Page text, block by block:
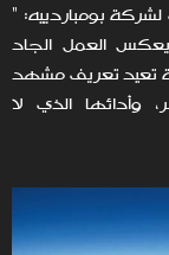
لشركة بومباردييه: "
العمل الجاد
تعيد تعريف مشهد
وأدائها الذي لا